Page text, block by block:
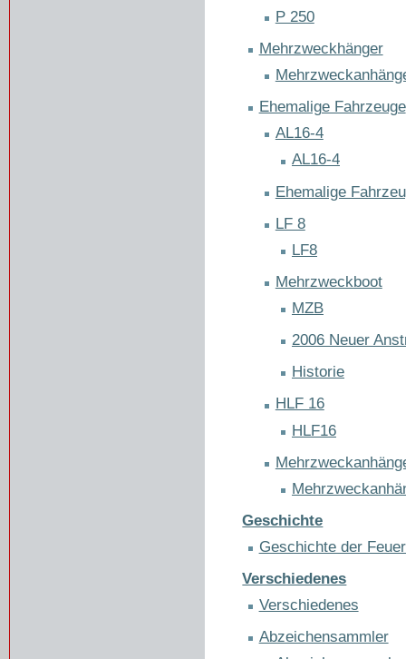
P 250
Mehrzweckhänger
Ehemalige Fahrzeuge
AL16-4
AL16-4
Ehemalige
LF 8
LF8
Mehrzweckboot
MZB
2006 Neuer
Historie
HLF 16
HLF16
Geschichte
Geschichte der
Verschiedenes
Verschiedenes
Abzeichensammler